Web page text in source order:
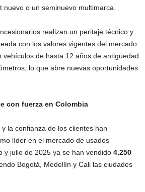
nuevo o un seminuevo multimarca.
realizan un peritaje técnico y
con los valores vigentes del mercado.
vehículos de hasta 12 años de antigüedad
lo que abre nuevas oportunidades
con fuerza en Colombia
la confianza de los clientes han
líder en el mercado de usados
y julio de 2025 ya se han vendido 4.250
Bogotá, Medellín y Cali las ciudades